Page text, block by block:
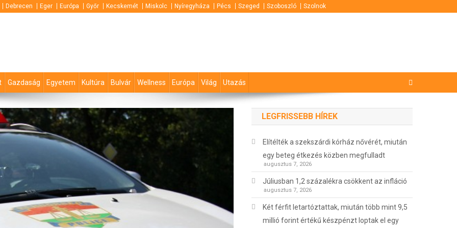
Debrecen Eger Európa Győr Kecskemét Miskolc Nyíregyháza Pécs Szeged Szoboszló Szolnok
Gazdaság Egyetem Kultúra Bulvár Wellness Európa Világ Utazás
LEGFRISSEBB HÍREK
Elítélték a szekszárdi kórház nővérét, miután
egy beteg étkezés közben megfulladt
augusztus 7, 2026
Júliusban 1,2 százalékra csökkent az infláció
augusztus 7, 2026
Két férfit letartóztattak, miután több mint 9,5
millió forint értékű készpénzt loptak el egy